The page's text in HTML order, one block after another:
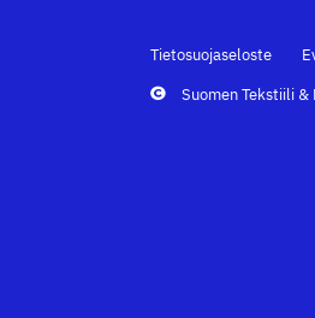
Tietosuojaseloste
Suomen Tekstiili